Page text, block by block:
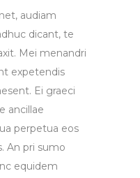
audiam
dicant, te
Mei menandri
expetendis
Ei graeci
ancillae
perpetua eos
An pri sumo
equidem